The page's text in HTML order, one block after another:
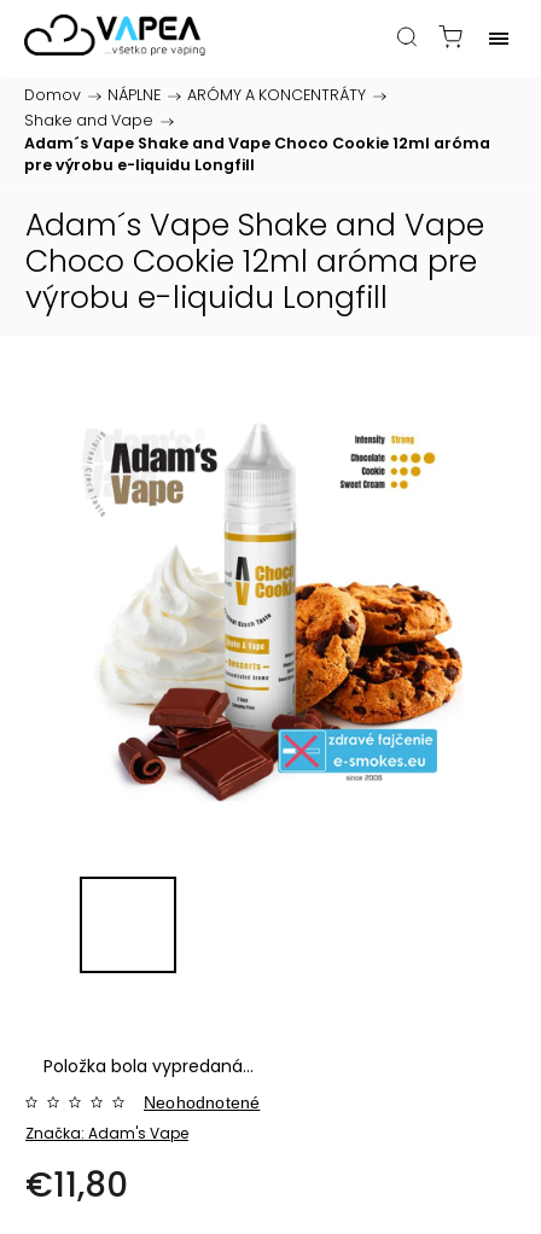
Domov / NÁPLNE / ARÓMY A KONCENTRÁTY /
Shake and Vape /
Adam´s Vape Shake and Vape Choco Cookie 12ml aróma
pre výrobu e-liquidu Longfill
Adam´s Vape Shake and Vape
Choco Cookie 12ml aróma pre
výrobu e-liquidu Longfill
Položka bola vypredaná…
Značka: Adam's Vape
Neohodnotené
€11,80